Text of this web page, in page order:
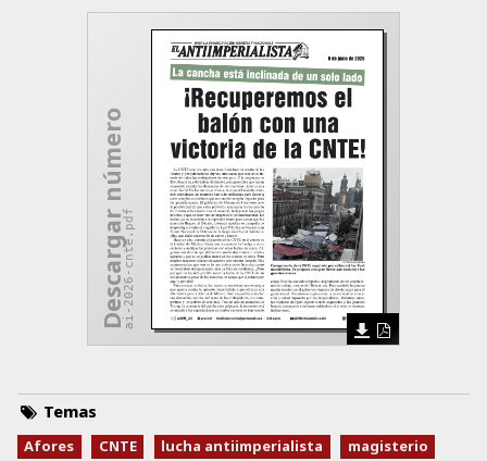
Descargar númeroai-2026-cnte.pdf
Temas
Afores CNTE lucha antiimperialista magisterio